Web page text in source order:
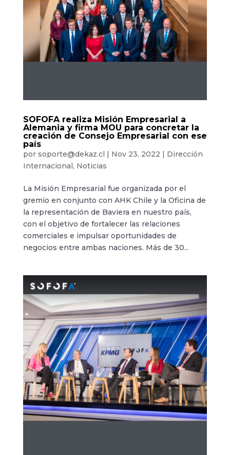
SOFOFA realiza Misión Empresarial a
Alemania y firma MOU para concretar la
creación de Consejo Empresarial con ese
país
por soporte@dekaz.cl | Nov 23, 2022 | Dirección
Internacional, Noticias
La Misión Empresarial fue organizada por el
gremio en conjunto con AHK Chile y la Oficina de
la representación de Baviera en nuestro país,
con el objetivo de fortalecer las relaciones
comerciales e impulsar oportunidades de
negocios entre ambas naciones. Más de 30...